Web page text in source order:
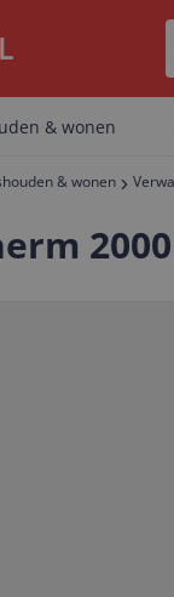
& wonen
& wonen